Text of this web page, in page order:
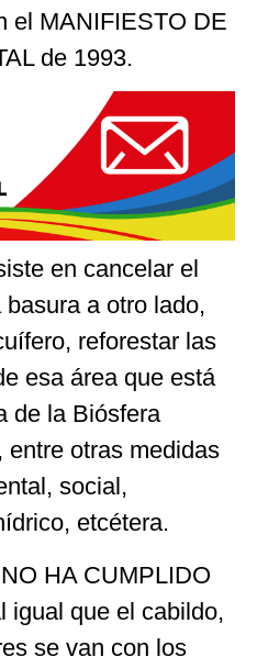
el MANIFIESTO DE
de 1993.
en cancelar el
a otro lado,
reforestar las
esa área que está
de la Biósfera
entre otras medidas
social,
etcétera.
HA CUMPLIDO
igual que el cabildo,
se van con los